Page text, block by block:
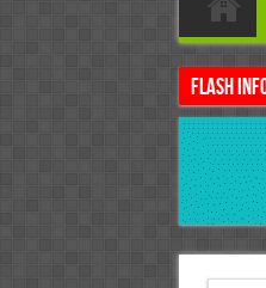
Flash